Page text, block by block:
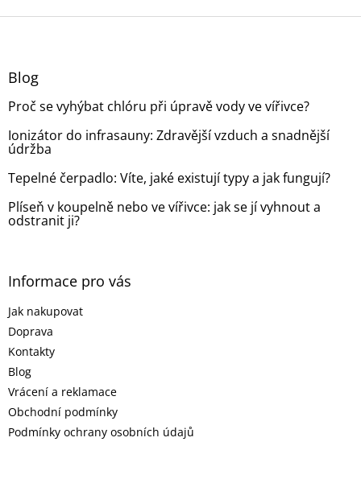
Z
Blog
Proč se vyhýbat chlóru při úpravě vody ve vířivce?
Ionizátor do infrasauny: Zdravější vzduch a snadnější
údržba
Tepelné čerpadlo: Víte, jaké existují typy a jak fungují?
Plíseň v koupelně nebo ve vířivce: jak se jí vyhnout a
odstranit ji?
Informace pro vás
Jak nakupovat
Doprava
Kontakty
Blog
Vrácení a reklamace
Obchodní podmínky
Podmínky ochrany osobních údajů